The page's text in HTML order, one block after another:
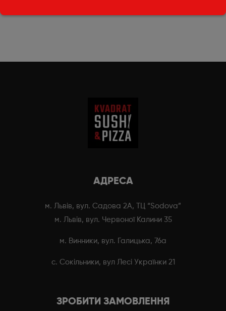
АДРЕСА
м. Львів, вул. Садова 2А, ТЦ “Sodova”
м. Львів, вул. Червоної Калини 35
м. Винники, вул. Галицька, 76а
с. Сокільники, вул Лесі Українки 21
ЗРОБИТИ ЗАМОВЛЕННЯ